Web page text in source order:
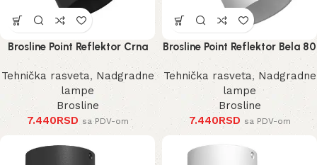
Brosline Point Reflektor Crna
80 mm 170 mm 2288 mm
Tehnička rasveta, Nadgradne
lampe
Brosline
7.440RSD sa PDV-om
Brosline Point Reflektor Bela 80
mm 170 mm 2289 mm
Tehnička rasveta, Nadgradne
lampe
Brosline
7.440RSD sa PDV-om